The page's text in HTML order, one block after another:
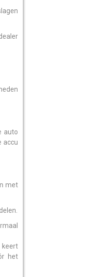
auto
accu
met
keert
het